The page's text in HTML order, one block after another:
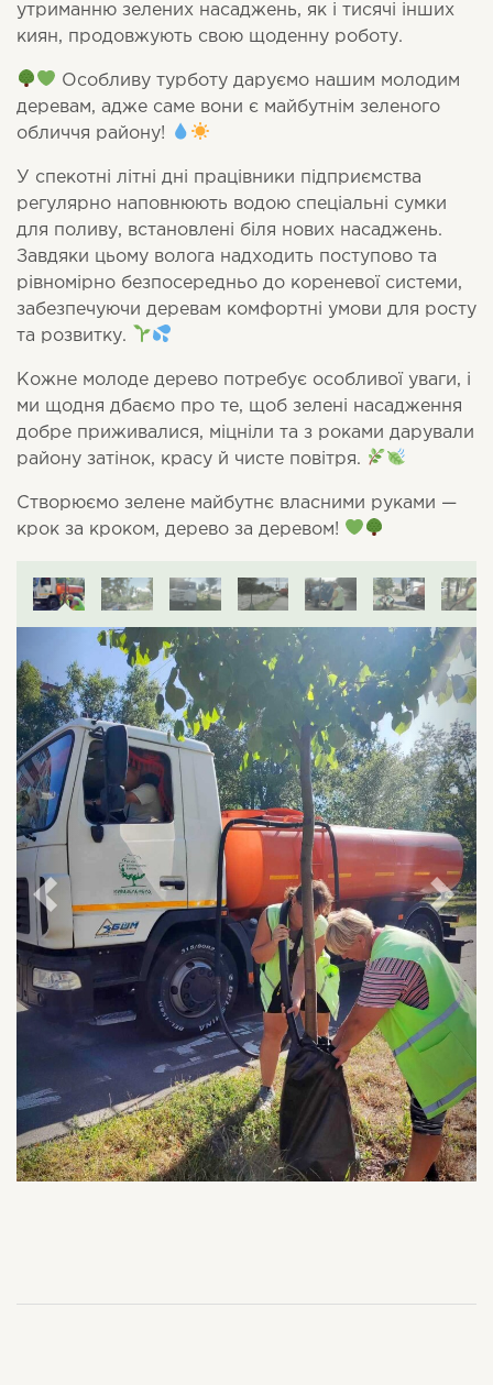
утриманню зелених насаджень, як і тисячі інших
киян, продовжують свою щоденну роботу.
Особливу турботу даруємо нашим молодим
деревам, адже саме вони є майбутнім зеленого
обличчя району!
У спекотні літні дні працівники підприємства
регулярно наповнюють водою спеціальні сумки
для поливу, встановлені біля нових насаджень.
Завдяки цьому волога надходить поступово та
рівномірно безпосередньо до кореневої системи,
забезпечуючи деревам комфортні умови для росту
та розвитку.
Кожне молоде дерево потребує особливої уваги, і
ми щодня дбаємо про те, щоб зелені насадження
добре приживалися, міцніли та з роками дарували
району затінок, красу й чисте повітря.
Створюємо зелене майбутнє власними руками —
крок за кроком, дерево за деревом!